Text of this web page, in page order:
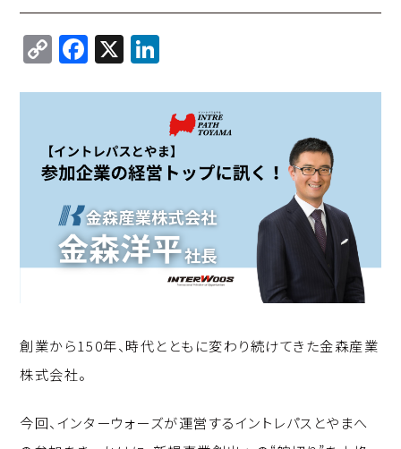
C
o
p
y
Li
n
k
F
a
c
e
b
o
o
k
X
k
e
d
I
n
創業から150年、時代とともに変わり続けてきた金森産業
株式会社。
今回、インターウォーズが運営するイントレパスとやまへ